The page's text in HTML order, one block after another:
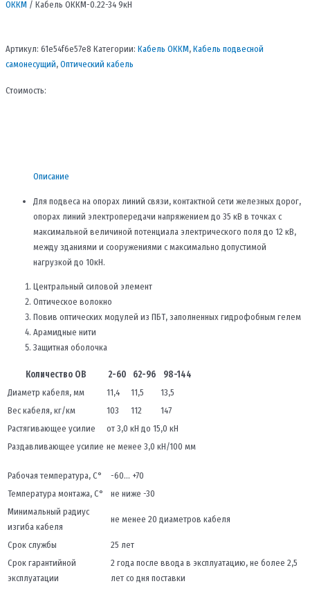
ОККМ / Кабель ОККМ-0.22-34 9кН
Артикул: 61e54f6e57e8 Категории: Кабель ОККМ,Кабель подвесной
самонесущий,Оптический кабель
Стоимость:
Описание
Для подвеса на опорах линий связи, контактной сети железных дорог,
опорах линий электропередачи напряжением до 35 кВ в точках с
максимальной величиной потенциала электрического поля до 12 кВ,
между зданиями и сооружениями с максимально допустимой
нагрузкой до 10кН.
Центральный силовой элемент
Оптическое волокно
Повив оптических модулей из ПБТ, заполненных гидрофобным гелем
Арамидные нити
Защитная оболочка
Количество ОВ 2-60 62-96
98-144
Диаметр кабеля, мм
11,4 11,5
13,5
Вес кабеля, кг/км
103 112
147
Растягивающее усилие
от 3,0 кН до 15,0 кН
Раздавливающее усилие не менее 3,0 кН/100 мм
Рабочая температура, С°
-60… +70
Температура монтажа, С°
не ниже -30
Минимальный радиус
изгиба кабеля
не менее 20 диаметров кабеля
Срок службы
25 лет
Срок гарантийной
эксплуатации
2 года после ввода в эксплуатацию, не более 2,5
лет со дня поставки